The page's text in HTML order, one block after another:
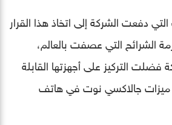
دفعت الشركة إلى اتخاذ هذا القرار
الشرائح التي عصفت بالعالم،
فضلت التركيز على أجهزتها القابلة
جالاكسي نوت في هاتف